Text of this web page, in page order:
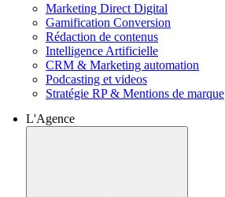
Marketing Direct Digital
Gamification Conversion
Rédaction de contenus
Intelligence Artificielle
CRM & Marketing automation
Podcasting et videos
Stratégie RP & Mentions de marque
L'Agence